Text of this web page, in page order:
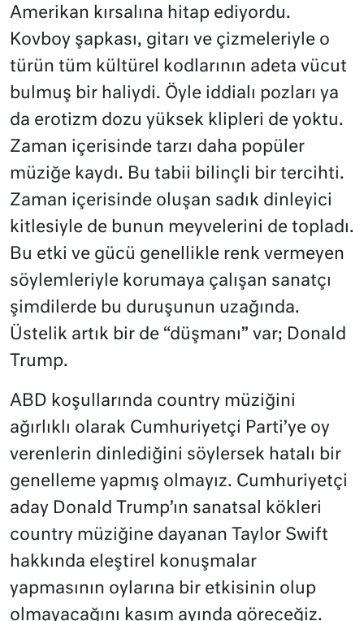
Amerikan kırsalına hitap ediyordu.
Kovboy şapkası, gitarı ve çizmeleriyle o
türün tüm kültürel kodlarının adeta vücut
bulmuş bir haliydi. Öyle iddialı pozları ya
da erotizm dozu yüksek klipleri de yoktu.
Zaman içerisinde tarzı daha popüler
müziğe kaydı. Bu tabii bilinçli bir tercihti.
Zaman içerisinde oluşan sadık dinleyici
kitlesiyle de bunun meyvelerini de topladı.
Bu etki ve gücü genellikle renk vermeyen
söylemleriyle korumaya çalışan sanatçı
şimdilerde bu duruşunun uzağında.
Üstelik artık bir de “düşmanı” var; Donald
Trump.
ABD koşullarında country müziğini
ağırlıklı olarak Cumhuriyetçi Parti’ye oy
verenlerin dinlediğini söylersek hatalı bir
genelleme yapmış olmayız. Cumhuriyetçi
aday Donald Trump’ın sanatsal kökleri
country müziğine dayanan Taylor Swift
hakkında eleştirel konuşmalar
yapmasının oylarına bir etkisinin olup
olmayacağını kasım ayında göreceğiz.